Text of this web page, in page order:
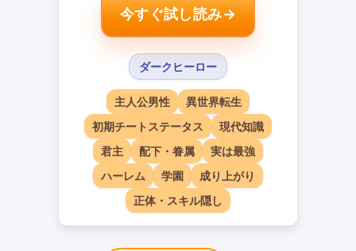
今すぐ試し読み→
ダークヒーロー
主人公男性
異世界転生
初期チートステータス
現代知識
君主
配下・眷属
実は最強
ハーレム
学園
成り上がり
正体・スキル隠し